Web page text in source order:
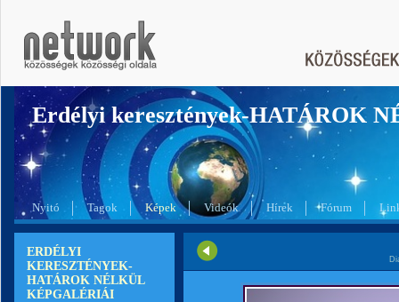
Erdélyi keresztények-HATÁROK
Nyitó Tagok Képek Videók Hírek Fórum
ERDÉLYI
KERESZTÉNYEK-
HATÁROK NÉLKÜL
KÉPGALÉRIÁI